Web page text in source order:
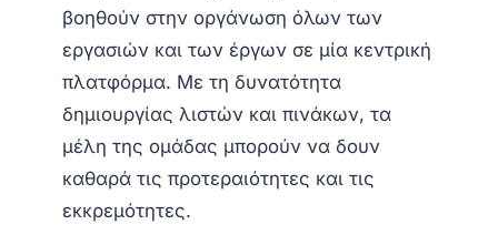
βοηθούν στην οργάνωση όλων των
εργασιών και των έργων σε μία κεντρική
πλατφόρμα. Με τη δυνατότητα
δημιουργίας λιστών και πινάκων, τα
μέλη της ομάδας μπορούν να δουν
καθαρά τις προτεραιότητες και τις
εκκρεμότητες.